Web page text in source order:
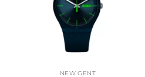
NEW GENT